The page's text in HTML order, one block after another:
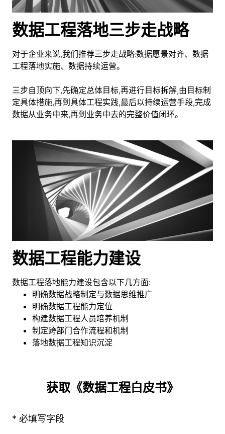
数据工程落地三步走战略
对于企业来说,我们推荐三步走战略:数据愿景对齐、数据
工程落地实施、数据持续运营。
三步自顶向下,先确定总体目标,再进行目标拆解,由目标制
定具体措施,再到具体工程实践,最后以持续运营手段,完成
数据从业务中来,再到业务中去的完整价值闭环。
数据工程能力建设
数据工程落地能力建设包含以下几方面:
明确数据战略制定与数据思维推广
明确数据工程能力定位
构建数据工程人员培养机制
制定跨部门合作流程和机制
落地数据工程知识沉淀
获取《数据工程白皮书》
* 必填写字段